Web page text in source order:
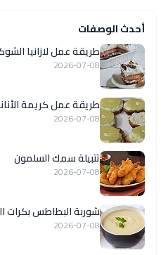
أحدث الوصفات
طريقة عمل لازانيا
2026-07-08
طريقة عمل كريمة
2026-07-08
تتبيلة سمك السلمون
2026-07-08
شوربة البطاطس بكرات
2026-07-08